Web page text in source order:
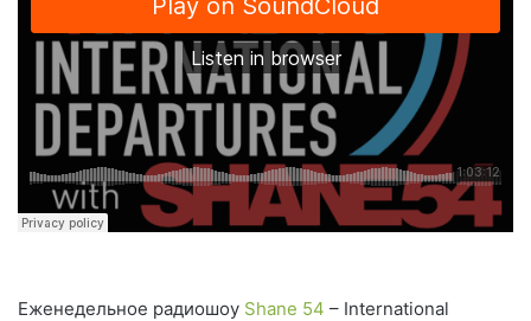
Еженедельное радиошоу Shane 54 – International